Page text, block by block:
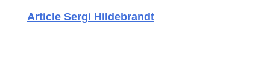
Article Sergi Hildebrandt